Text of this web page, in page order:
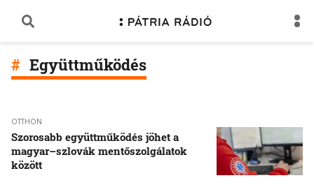
Együttműködés
OTTHON
Szorosabb együttműködés jöhet a
magyar–szlovák mentőszolgálatok
között